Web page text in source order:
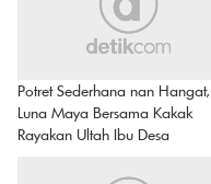
Potret Sederhana nan Hangat,
Luna Maya Bersama Kakak
Rayakan Ultah Ibu Desa